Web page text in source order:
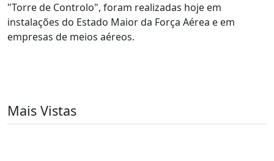
"Torre de Controlo", foram realizadas hoje em
instalações do Estado Maior da Força Aérea e em
empresas de meios aéreos.
Mais Vistas